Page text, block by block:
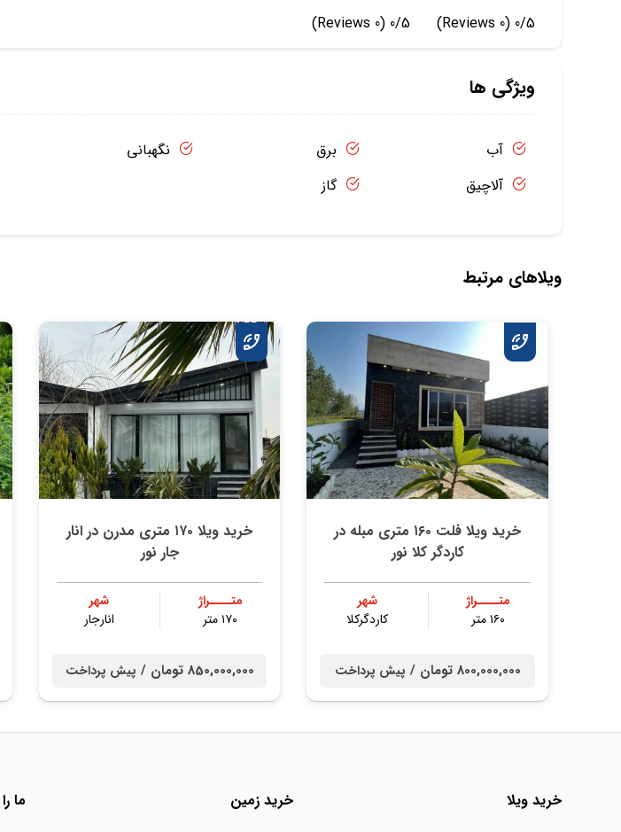
0/5
(0 Reviews)
0/5
(0 Reviews)
ویژگی ها
آب
آلاچیق
برق
گاز
نگهبانی
ویلاهای مرتبط
خرید ویلا فلت ۱۶۰ متری مبله در
کاردگر کلا نور
متــــراژ
۱۶۰ متر
شهر
کاردگرکلا
800,000,000 تومان / پیش پرداخت
خرید ویلا ۱۷۰ متری مدرن در انار
جار نور
متــــراژ
۱۷۰ متر
شهر
انارجار
850,000,000 تومان / پیش پرداخت
خرید ویلا خرید زمین ما